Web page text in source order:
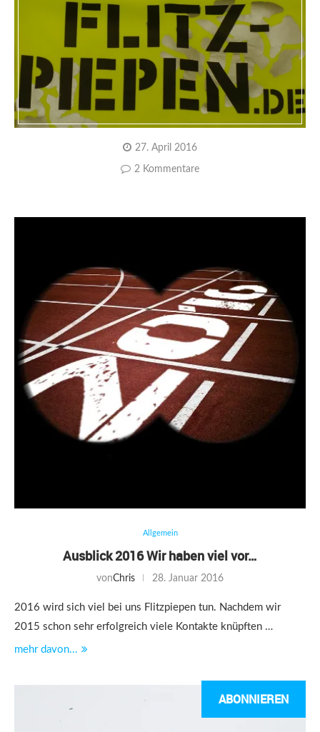
27. April 2016
2 Kommentare
Allgemein
Ausblick 2016 Wir haben viel vor…
vonChris 28. Januar 2016
2016 wird sich viel bei uns Flitzpiepen tun. Nachdem wir
2015 schon sehr erfolgreich viele Kontakte knüpften …
mehr davon...
ABONNIEREN